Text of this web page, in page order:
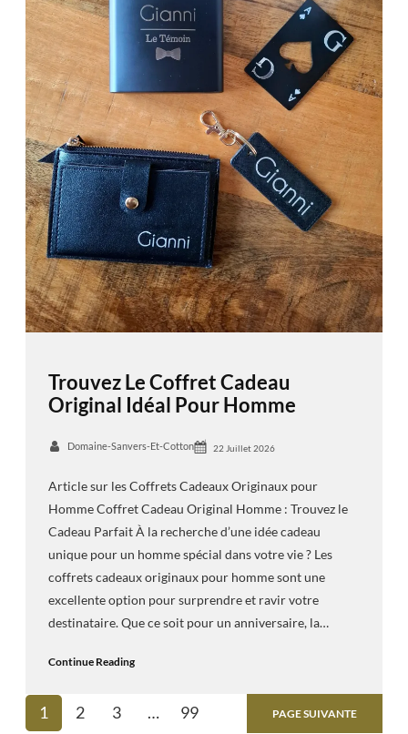
Trouvez Le Coffret Cadeau
Original Idéal Pour Homme
Domaine-Sanvers-Et-Cotton 22 Juillet 2026
Article sur les Coffrets Cadeaux Originaux pour
Homme Coffret Cadeau Original Homme : Trouvez le
Cadeau Parfait À la recherche d’une idée cadeau
unique pour un homme spécial dans votre vie ? Les
coffrets cadeaux originaux pour homme sont une
excellente option pour surprendre et ravir votre
destinataire. Que ce soit pour un anniversaire, la…
Continue Reading
1 2 3 … 99 PAGE SUIVANTE